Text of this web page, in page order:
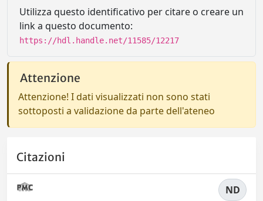
Utilizza questo identificativo per citare o creare un
link a questo documento:
https://hdl.handle.net/11585/12217
Attenzione
Attenzione! I dati visualizzati non sono stati
sottoposti a validazione da parte dell'ateneo
Citazioni
ND